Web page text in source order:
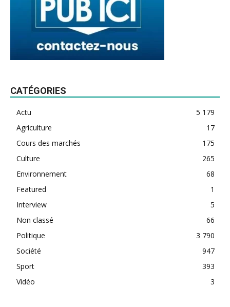
CATÉGORIES
Actu
5 179
Agriculture
17
Cours des marchés
175
Culture
265
Environnement
68
Featured
1
Interview
5
Non classé
66
Politique
3 790
Société
947
Sport
393
Vidéo
3